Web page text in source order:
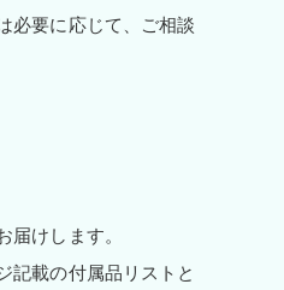
必要に応じて、ご相談
届けします。
記載の付属品リストと